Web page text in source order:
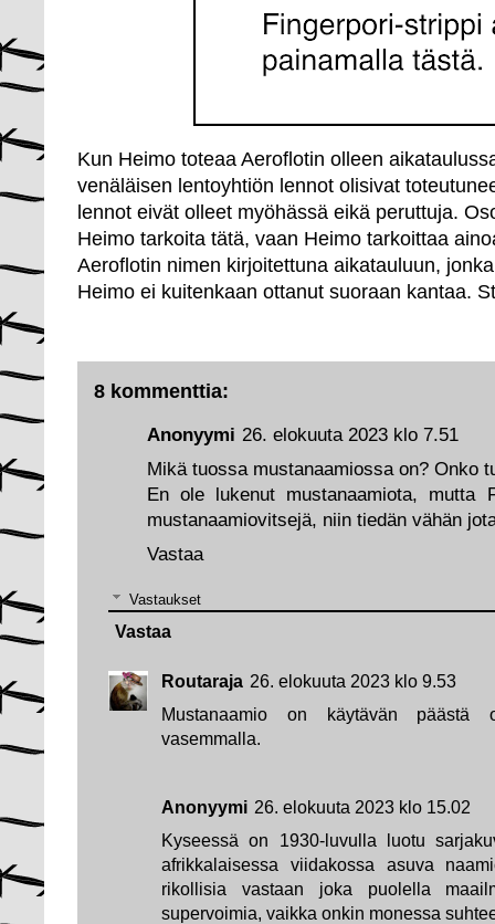
Kun Heimo toteaa Aeroflotin olleen
venäläisen lentoyhtiön lennot olisivat
lennot eivät olleet myöhässä eikä peruttuja.
Heimo tarkoita tätä, vaan Heimo tarkoittaa
Aeroflotin nimen kirjoitettuna aikatauluun,
Heimo ei kuitenkaan ottanut suoraan kantaa.
8 kommenttia:
Anonyymi 26. elokuuta 2023 klo 7.51
Mikä tuossa mustanaamiossa on? Onko
En ole lukenut mustanaamiota, mutta
mustanaamiovitsejä, niin tiedän vähän
Vastaa
Vastaukset
Routaraja 26. elokuuta 2023 klo 9.53
Mustanaamio on käytävän päästä
vasemmalla.
Anonyymi 26. elokuuta 2023 klo 15.02
Kyseessä on 1930-luvulla luotu
afrikkalaisessa viidakossa asuva
rikollisia vastaan joka puolella
supervoimia, vaikka onkin monessa
Vastaa